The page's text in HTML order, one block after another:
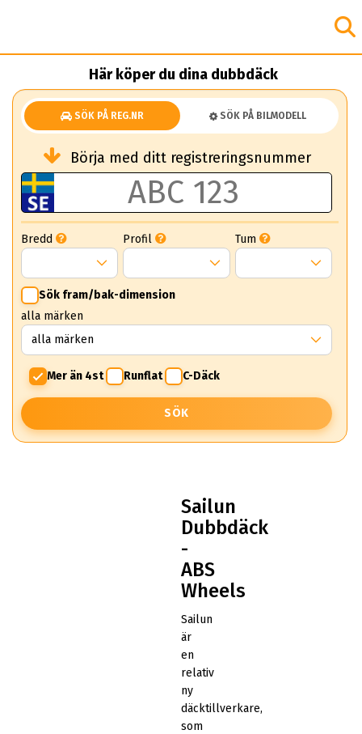
Här köper du dina dubbdäck
SÖK PÅ REG.NR SÖK PÅ BILMODELL
Börja med ditt registreringsnummer
Bredd Profil Tum
Sök fram/bak-dimension
alla märken
Mer än 4st Runflat C-Däck
SÖK
Sailun
Dubbdäck
-
ABS
Wheels
Sailun
är
en
relativ
ny
däcktillverkare,
som